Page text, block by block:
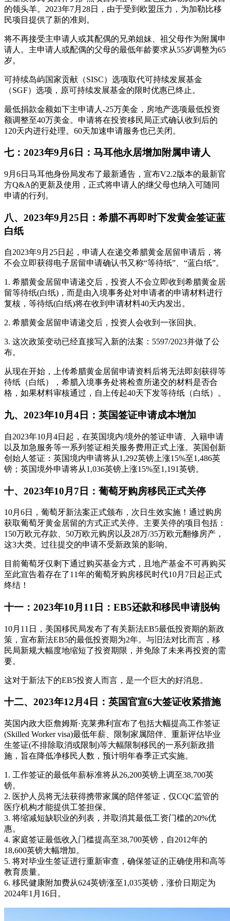
的领头羊。2023年7月28日，由于受到欧盟压力，为加勒比移
民项目提供了新的准则。
将不再接受主申请人或其配偶的兄弟姐妹、祖父母作为附属申
请人。主申请人或配偶的父母的最低年龄要求从55岁调整为65
岁。
可持续岛屿国家贡献（SISC）选项取代可持续发展基金
（SGF）选项，原可持续发展基金的限时优惠已终止。
最低捐款金额如下主申请人-25万美金，房地产选项最低投资
额调整至40万美金。申请将在投资移民局正式确认收到后的
120天内进行处理。60天加速申请服务也已关闭。
七：2023年9月6日：马耳他永居增加附属申请人
9月6日马耳他身份局发布了最新通告，宣布V2.2版本的最新官
方Q&A的更新及使用，正式将申请人的继父母也纳入可随同
申请的行列。
八、2023年9月25日：希腊不再即时下发黄金签证蓝
白纸
自2023年9月25日起，申请人在递交希腊黄金居留申请后，将
不会立即获得电子居留申请确认书又称“等待纸”、“蓝白纸”。
1. 希腊黄金居留申请递交后，投资人不会立即收到希腊黄金居
留等待纸(白纸)，而是由入境事务处对申请者的申请材料进行
复核，等待纸(白纸)将在收到申请材料40天内发出。
2. 希腊黄金居留申请递交后，投资人会收到一张回执。
3. 这次政策变动已经直接写入新的法案：5597/2023并做了公
布。
从现在开始，上传希腊黄金居留申请资料后将无法即刻获得等
待纸（白纸），希腊入境事务处将检查所递交的材料是否合
格，如果材料审核通过，自上传起40天下发等待纸（白纸）。
九、2023年10月4日：英国签证申请成本增加
自2023年10月4日起，在英国境内/境外的签证申请、入籍申请
以及加急服务等一系列签证相关服务费用正式上涨。英国创新
创始人签证：英国境内申请将从1,292英镑上涨15%至1,486英
镑；英国境外申请将从1,036英镑上涨15%至1,191英镑。
十、2023年10月7日：葡萄牙购房移民正式关停
10月6日，葡萄牙新法案正式颁布，次日生效实施！通过购房
获取葡萄牙黄金居留的方式正式关停。主要关停的项目包括：
150万欧元存款、50万欧元购房以及28万/35万欧元翻修房产，
这3大类。过往提交的申请不受新政策的影响。
目前葡萄牙仅剩下通过购买基金方式，且地产基金不可再购买
至此宣告着存在了11年的葡萄牙购房移民时代10月7日起正式
终结！
十一：2023年10月11日：EB5还款和移民申请脱钩
10月11日，美国移民局发布了有关新法EB5最低投资期的新政
策，宣布新法EB5的最低投资期为2年。与旧法对比而言，移
民局新规大幅度地缩短了投资期限，并免除了未来再投资的需
要。
这对于新法下的EB5投资人而言，是一个巨大的好消息。
十二、2023年12月4日：英国官宣6大签证收紧措施
英国内政大臣詹姆斯·克莱弗利宣布了包括大幅提高工作签证
(Skilled Worker visa)最低年薪、限制家属陪伴、重新评估毕业
生签证(不排除取消或限制)等大幅限制移民的一系列新政措
施，旨在降低净移民人数，预计明年春季正式实施。
1. 工作签证的最低年薪标准将从26,200英镑上调至38,700英
镑。
2. 医护人员将无法获得携带家属的陪伴签证，仅CQC监管的
医疗机构才能提供工签担保。
3. 将缩减短缺职业的列表，并取消其最低工资门槛的20%优
惠。
4. 家庭签证最低收入门槛提高至38,700英镑，自2012年的
18,600英镑大幅增加。
5. 将对毕业生签证进行重新审查，确保签证的正确使用和高等
教育质量。
6. 移民健康附加费从624英镑涨至1,035英镑，涨价日期定为
2024年1月16日。